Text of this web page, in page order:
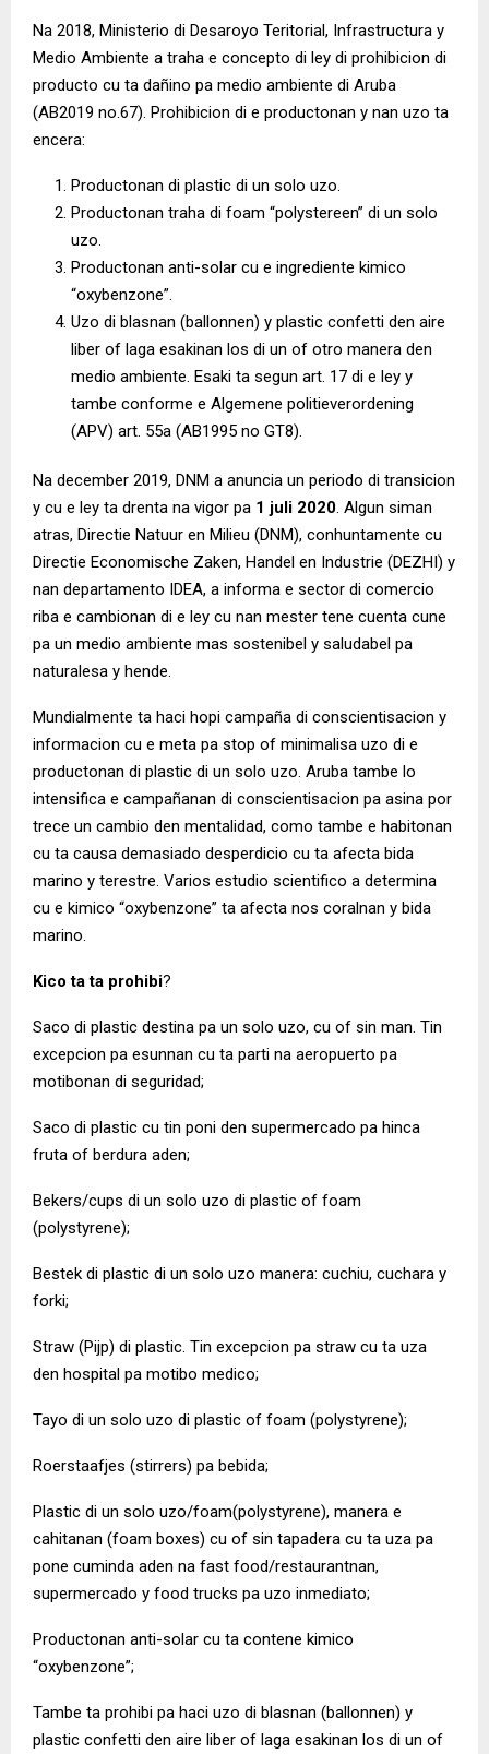
Na 2018, Ministerio di Desaroyo Teritorial, Infrastructura y
Medio Ambiente a traha e concepto di ley di prohibicion di
producto cu ta dañino pa medio ambiente di Aruba
(AB2019 no.67). Prohibicion di e productonan y nan uzo ta
encera:
Productonan di plastic di un solo uzo.
Productonan traha di foam “polystereen” di un solo
uzo.
Productonan anti-solar cu e ingrediente kimico
“oxybenzone”.
Uzo di blasnan (ballonnen) y plastic confetti den aire
liber of laga esakinan los di un of otro manera den
medio ambiente. Esaki ta segun art. 17 di e ley y
tambe conforme e Algemene politieverordening
(APV) art. 55a (AB1995 no GT8).
Na december 2019, DNM a anuncia un periodo di transicion
y cu e ley ta drenta na vigor pa 1 juli 2020. Algun siman
atras, Directie Natuur en Milieu (DNM), conhuntamente cu
Directie Economische Zaken, Handel en Industrie (DEZHI) y
nan departamento IDEA, a informa e sector di comercio
riba e cambionan di e ley cu nan mester tene cuenta cune
pa un medio ambiente mas sostenibel y saludabel pa
naturalesa y hende.
Mundialmente ta haci hopi campaña di conscientisacion y
informacion cu e meta pa stop of minimalisa uzo di e
productonan di plastic di un solo uzo. Aruba tambe lo
intensifica e campañanan di conscientisacion pa asina por
trece un cambio den mentalidad, como tambe e habitonan
cu ta causa demasiado desperdicio cu ta afecta bida
marino y terestre. Varios estudio scientifico a determina
cu e kimico “oxybenzone” ta afecta nos coralnan y bida
marino.
Kico ta ta prohibi?
Saco di plastic destina pa un solo uzo, cu of sin man. Tin
excepcion pa esunnan cu ta parti na aeropuerto pa
motibonan di seguridad;
Saco di plastic cu tin poni den supermercado pa hinca
fruta of berdura aden;
Bekers/cups di un solo uzo di plastic of foam
(polystyrene);
Bestek di plastic di un solo uzo manera: cuchiu, cuchara y
forki;
Straw (Pijp) di plastic. Tin excepcion pa straw cu ta uza
den hospital pa motibo medico;
Tayo di un solo uzo di plastic of foam (polystyrene);
Roerstaafjes (stirrers) pa bebida;
Plastic di un solo uzo/foam(polystyrene), manera e
cahitanan (foam boxes) cu of sin tapadera cu ta uza pa
pone cuminda aden na fast food/restaurantnan,
supermercado y food trucks pa uzo inmediato;
Productonan anti-solar cu ta contene kimico
“oxybenzone”;
Tambe ta prohibi pa haci uzo di blasnan (ballonnen) y
plastic confetti den aire liber of laga esakinan los di un of